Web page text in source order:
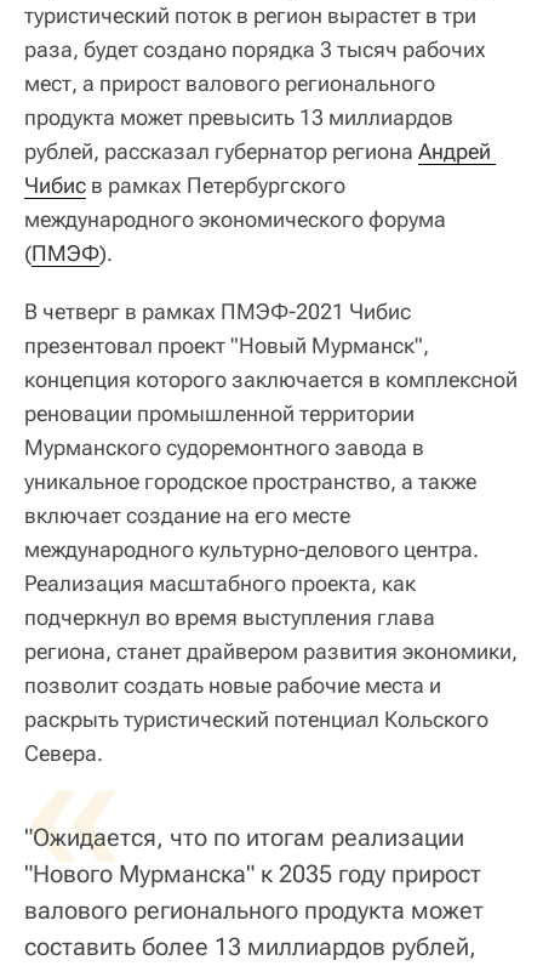
туристический поток в регион вырастет в три
раза, будет создано порядка 3 тысяч рабочих
мест, а прирост валового регионального
продукта может превысить 13 миллиардов
рублей, рассказал губернатор региона Андрей
Чибис в рамках Петербургского
международного экономического форума
(ПМЭФ).
В четверг в рамках ПМЭФ-2021 Чибис
презентовал проект "Новый Мурманск",
концепция которого заключается в комплексной
реновации промышленной территории
Мурманского судоремонтного завода в
уникальное городское пространство, а также
включает создание на его месте
международного культурно-делового центра.
Реализация масштабного проекта, как
подчеркнул во время выступления глава
региона, станет драйвером развития экономики,
позволит создать новые рабочие места и
раскрыть туристический потенциал Кольского
Севера.
«
"Ожидается, что по итогам реализации
"Нового Мурманска" к 2035 году прирост
валового регионального продукта может
составить более 13 миллиардов рублей,